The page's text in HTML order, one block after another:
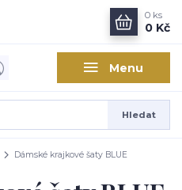
Menu
Hledat
0 ks
0 Kč
Dámské krajkové šaty BLUE